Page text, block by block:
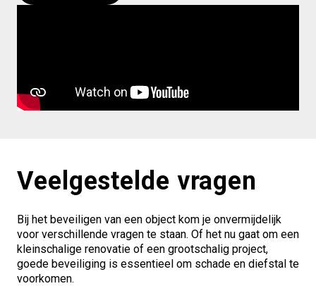
Veelgestelde vragen
Bij het beveiligen van een object kom je onvermijdelijk
voor verschillende vragen te staan. Of het nu gaat om een
kleinschalige renovatie of een grootschalig project,
goede beveiliging is essentieel om schade en diefstal te
voorkomen.